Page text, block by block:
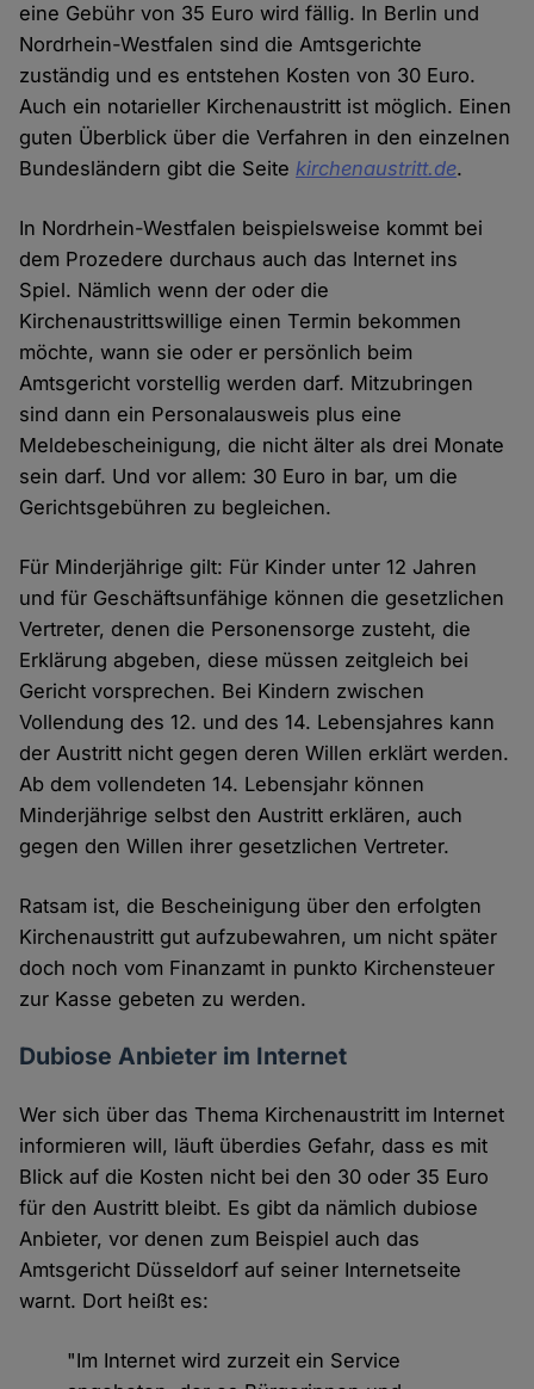
eine Gebühr von 35 Euro wird fällig. In Berlin und
Nordrhein-Westfalen sind die Amtsgerichte
zuständig und es entstehen Kosten von 30 Euro.
Auch ein notarieller Kirchenaustritt ist möglich. Einen
guten Überblick über die Verfahren in den einzelnen
Bundesländern gibt die Seitekirchenaustritt.de.
In Nordrhein-Westfalen beispielsweise kommt bei
dem Prozedere durchaus auch das Internet ins
Spiel. Nämlich wenn der oder die
Kirchenaustrittswillige einen Termin bekommen
möchte, wann sie oder er persönlich beim
Amtsgericht vorstellig werden darf. Mitzubringen
sind dann ein Personalausweis plus eine
Meldebescheinigung, die nicht älter als drei Monate
sein darf. Und vor allem: 30 Euro in bar, um die
Gerichtsgebühren zu begleichen.
Für Minderjährige gilt: Für Kinder unter 12 Jahren
und für Geschäftsunfähige können die gesetzlichen
Vertreter, denen die Personensorge zusteht, die
Erklärung abgeben, diese müssen zeitgleich bei
Gericht vorsprechen. Bei Kindern zwischen
Vollendung des 12. und des 14. Lebensjahres kann
der Austritt nicht gegen deren Willen erklärt werden.
Ab dem vollendeten 14. Lebensjahr können
Minderjährige selbst den Austritt erklären, auch
gegen den Willen ihrer gesetzlichen Vertreter.
Ratsam ist, die Bescheinigung über den erfolgten
Kirchenaustritt gut aufzubewahren, um nicht später
doch noch vom Finanzamt in punkto Kirchensteuer
zur Kasse gebeten zu werden.
Dubiose Anbieter im Internet
Wer sich über das Thema Kirchenaustritt im Internet
informieren will, läuft überdies Gefahr, dass es mit
Blick auf die Kosten nicht bei den 30 oder 35 Euro
für den Austritt bleibt. Es gibt da nämlich dubiose
Anbieter, vor denen zum Beispiel auch das
Amtsgericht Düsseldorf auf seiner Internetseite
warnt. Dort heißt es:
"Im Internet wird zurzeit ein Service